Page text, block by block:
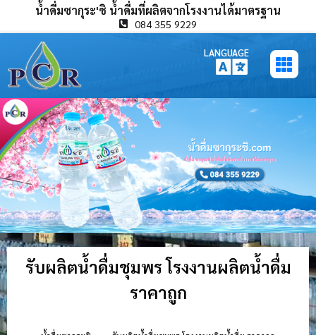
น้ำดื่มซากุระ'ชิ น้ำดื่มที่ผลิตจากโรงงานได้มาตรฐาน
084 355 9229
LANGUAGE
รับผลิตน้ำดื่มชุมพร โรงงานผลิตน้ำดื่ม
ราคาถูก